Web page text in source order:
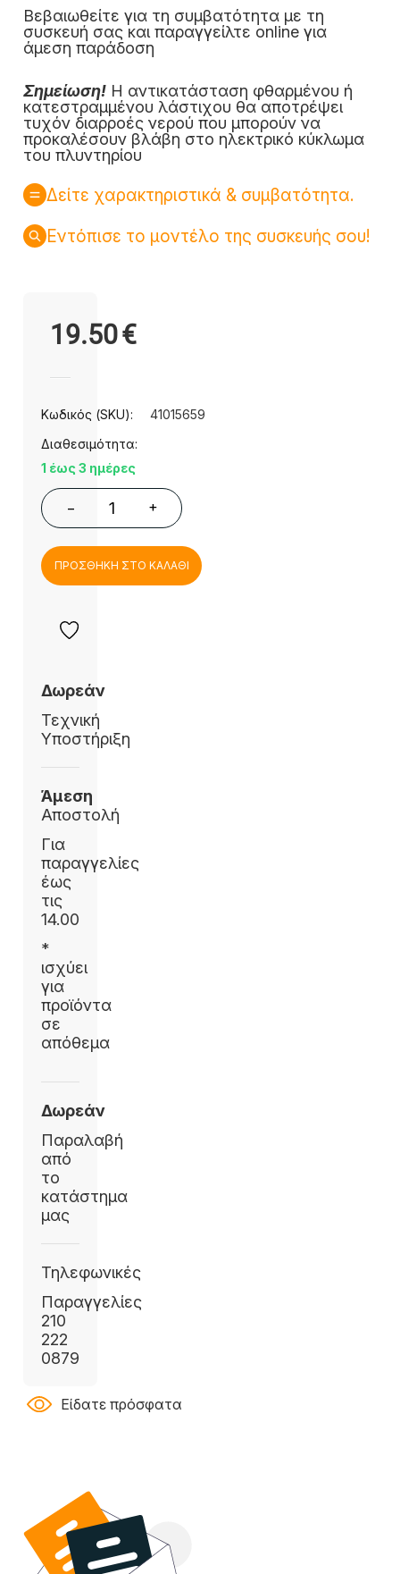
Βεβαιωθείτε για τη συμβατότητα με τη
συσκευή σας και παραγγείλτε online για
άμεση παράδοση
Σημείωση! Η αντικατάσταση φθαρμένου ή
κατεστραμμένου λάστιχου θα αποτρέψει
τυχόν διαρροές νερού που μπορούν να
προκαλέσουν βλάβη στο ηλεκτρικό κύκλωμα
του πλυντηρίου
Δείτε χαρακτηριστικά & συμβατότητα.
Εντόπισε το μοντέλο της συσκευής σου!
19.50€
Κωδικός (SKU):
41015659
Διαθεσιμότητα:
1 έως 3 ημέρες
− +
ΠΡΟΣΘΗΚΗ ΣΤΟ ΚΑΛΑΘΙ
Δωρεάν
Τεχνική
Υποστήριξη
Άμεση
Αποστολή
Για
παραγγελίες
έως
τις
14.00
*
ισχύει
για
προϊόντα
σε
απόθεμα
Δωρεάν
Παραλαβή
από
το
κατάστημα
μας
Τηλεφωνικές
Παραγγελίες
210
222
0879
Είδατε πρόσφατα